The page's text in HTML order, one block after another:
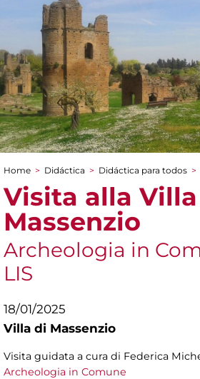
You are here
Home > Didáctica > Didáctica para todos >
Visita alla
Massenzio
Archeologia in
LIS
18/01/2025
Villa di Massenzio
Visita guidata a cura di Federica
Archeologia in Comune